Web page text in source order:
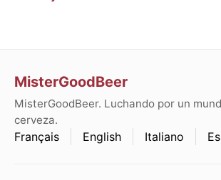
MisterGoodBeer
MisterGoodBeer. Luchando por un
cerveza.
Français English Italiano